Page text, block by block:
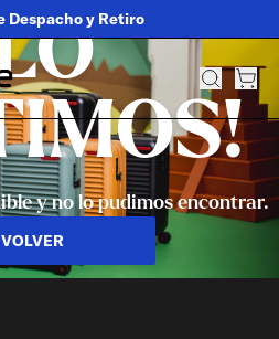
Despacho y Retiro
y no lo pudimos encontrar.
VOLVER